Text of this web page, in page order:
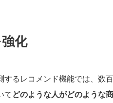
化
るレコメンド機能では、数
てどのような人がどのような